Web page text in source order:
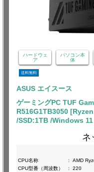
ハードウェ
ア
パソコン本
体
送料無料
ASUS エイスース
ゲーミングPC TUF
R516G1TB3050
/SSD:1TB /Windows
ネ
CPU名称
:
AMD
CPU型番（周波数）
:
220